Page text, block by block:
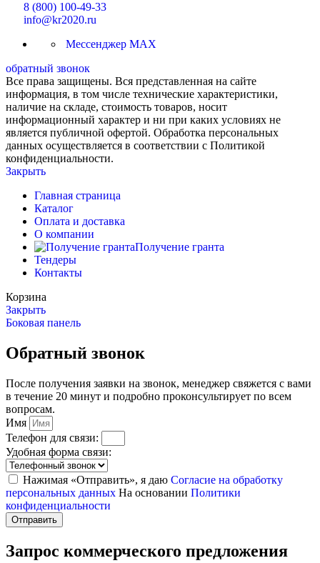
8 (800) 100-49-33
info@kr2020.ru
Мессенджер MAX
обратный звонок
Все права защищены. Вся представленная на сайте
информация, в том числе технические характеристики,
наличие на складе, стоимость товаров, носит
информационный характер и ни при каких условиях не
является публичной офертой. Обработка персональных
данных осуществляется в соответствии с Политикой
конфиденциальности.
Закрыть
Главная страница
Каталог
Оплата и доставка
О компании
Получение гранта
Тендеры
Контакты
Корзина
Закрыть
Боковая панель
Обратный звонок
После получения заявки на звонок, менеджер свяжется с вами
в течение 20 минут и подробно проконсультирует по всем
вопросам.
Имя
Телефон для связи:
Удобная форма связи:
Нажимая «Отправить», я даю Согласие на обработку
персональных данных На основании Политики
конфиденциальности
Отправить
Запрос коммерческого предложения